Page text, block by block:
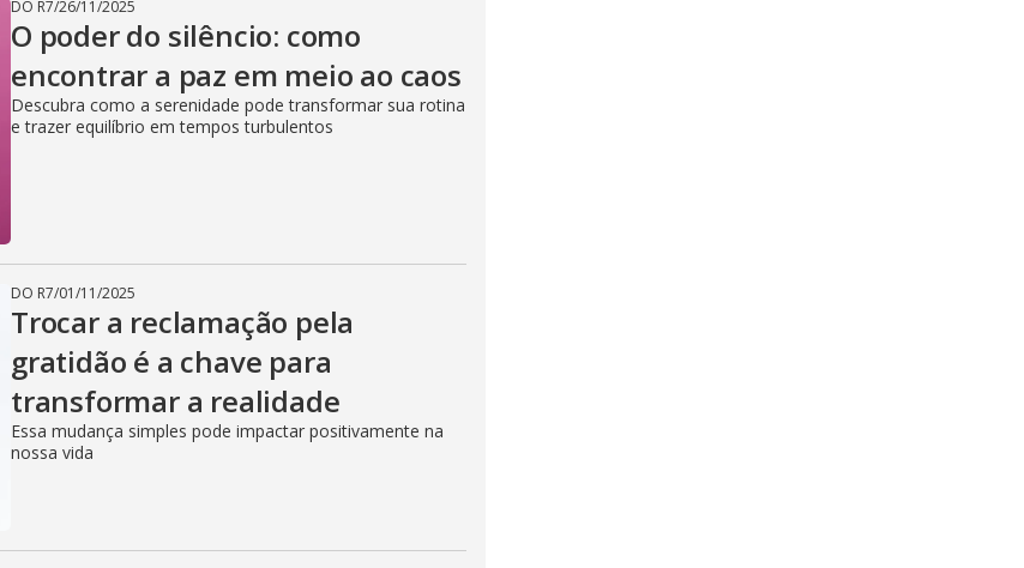
DO R7/26/11/2025
O poder do silêncio: como
encontrar a paz em meio ao caos
Descubra como a serenidade pode transformar sua rotina
e trazer equilíbrio em tempos turbulentos
DO R7/01/11/2025
Trocar a reclamação pela
gratidão é a chave para
transformar a realidade
Essa mudança simples pode impactar positivamente na
nossa vida